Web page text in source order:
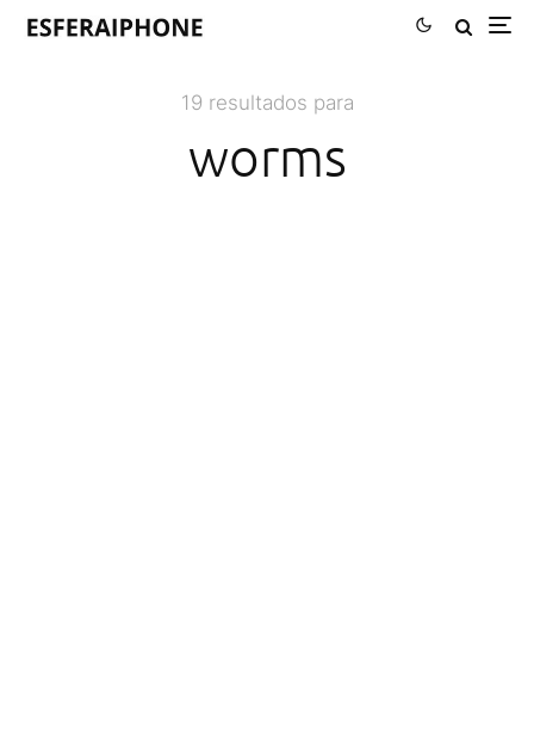
19 resultados para
worms